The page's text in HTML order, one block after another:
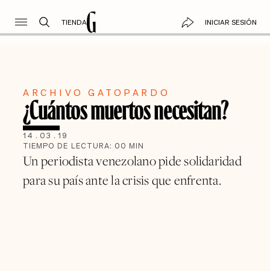
TIENDA INICIAR SESIÓN
ARCHIVO GATOPARDO
¿Cuántos muertos necesitan?
14 . 03 . 19
TIEMPO DE LECTURA: 00 MIN
Un periodista venezolano pide solidaridad
para su país ante la crisis que enfrenta.